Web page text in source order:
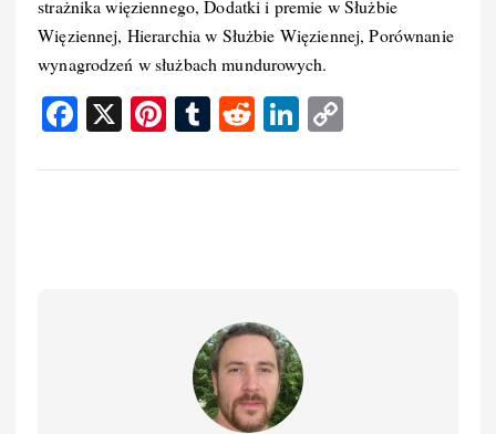
strażnika więziennego, Dodatki i premie w Służbie
Więziennej, Hierarchia w Służbie Więziennej, Porównanie
wynagrodzeń w służbach mundurowych.
F
c
X
Pi
er
T
m
R
d
Li
k p